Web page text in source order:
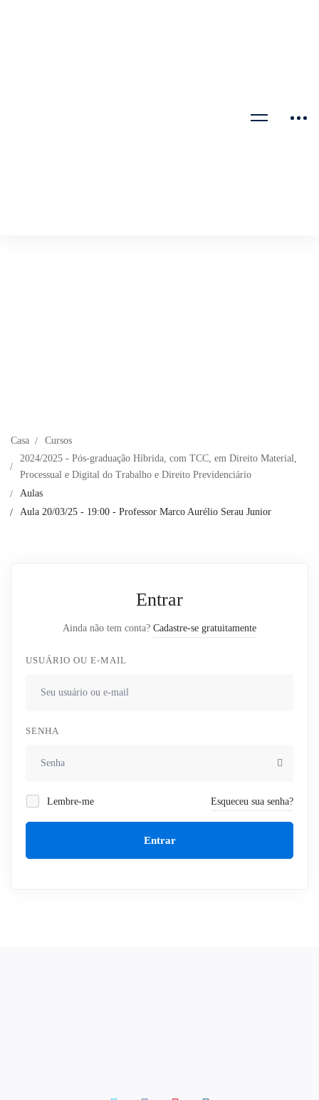
Casa
Cursos
2024/2025 - Pós-graduação Híbrida, com TCC, em Direito Material,
Processual e Digital do Trabalho e Direito Previdenciário
Aulas
Aula 20/03/25 - 19:00 - Professor Marco Aurélio Serau Junior
Entrar
Ainda não tem conta? Cadastre-se gratuitamente
USUÁRIO OU E-MAIL
SENHA
Lembre-me Esqueceu sua senha?
Entrar